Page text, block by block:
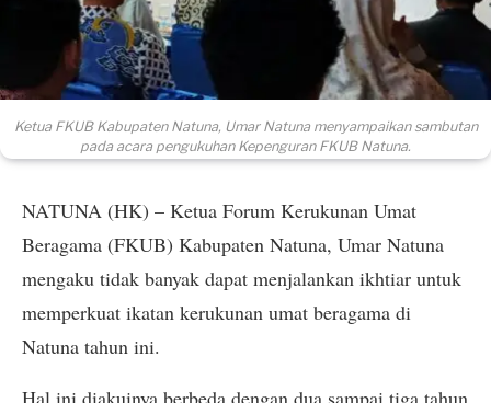
Ketua FKUB Kabupaten Natuna, Umar Natuna menyampaikan sambutan
pada acara pengukuhan Kepenguran FKUB Natuna.
NATUNA (HK) – Ketua Forum Kerukunan Umat
Beragama (FKUB) Kabupaten Natuna, Umar Natuna
mengaku tidak banyak dapat menjalankan ikhtiar untuk
memperkuat ikatan kerukunan umat beragama di
Natuna tahun ini.